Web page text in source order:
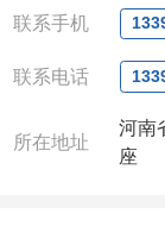
联系人:
联系手机
联系电话
所在地址
河南
座